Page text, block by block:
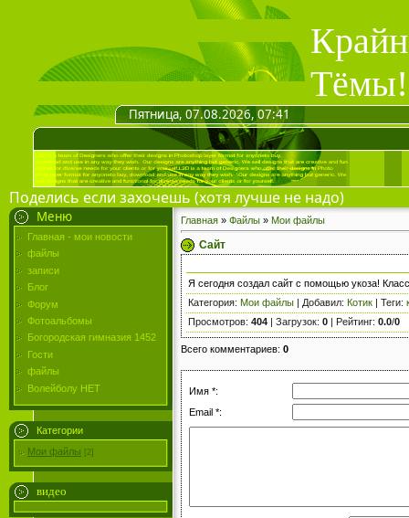
Пятница, 07.08.2026, 07:41
Поделись если захочешь (хотя лучше не надо)
Меню
Главная - мои новости
файлы
записи
Блог
Форум
Фотоальбомы
Богородская гимназия 1452
Гости
файлы
Волейболу НЕТ
Категории
Мои файлы
[2]
видео
Главная » Файлы » Мои файлы
Сайт
Я сегодня создал сайт с помощью укоза!
Категория: Мои файлы | Добавил: Котик | Теги:
Просмотров: 404 | Загрузок: 0 | Рейтинг: 0.0/0
Всего комментариев: 0
Имя *:
Email *: